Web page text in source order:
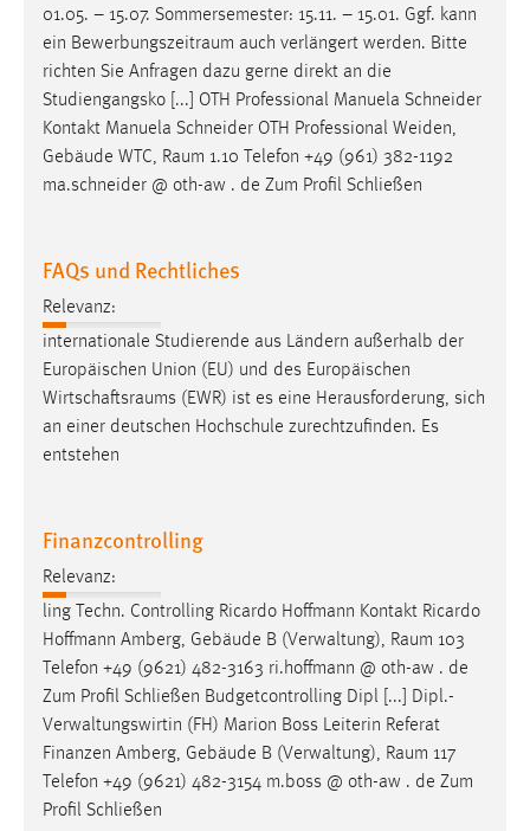
01.05. – 15.07. Sommersemester: 15.11. – 15.01. Ggf. kann
ein Bewerbungszeitraum auch verlängert werden. Bitte
richten Sie Anfragen dazu gerne direkt an die
Studiengangsko [...] OTH Professional Manuela Schneider
Kontakt Manuela Schneider OTH Professional Weiden,
Gebäude WTC, Raum 1.10 Telefon +49 (961) 382-1192
ma.schneider @ oth-aw . de Zum Profil Schließen
FAQs und Rechtliches
Relevanz:
internationale Studierende aus Ländern außerhalb der
Europäischen Union (EU) und des Europäischen
Wirtschaftsraums (EWR) ist es eine Herausforderung, sich
an einer deutschen Hochschule zurechtzufinden. Es
entstehen
Finanzcontrolling
Relevanz:
ling Techn. Controlling Ricardo Hoffmann Kontakt Ricardo
Hoffmann Amberg, Gebäude B (Verwaltung), Raum 103
Telefon +49 (9621) 482-3163 ri.hoffmann @ oth-aw . de
Zum Profil Schließen Budgetcontrolling Dipl [...] Dipl.-
Verwaltungswirtin (FH) Marion Boss Leiterin Referat
Finanzen Amberg, Gebäude B (Verwaltung), Raum 117
Telefon +49 (9621) 482-3154 m.boss @ oth-aw . de Zum
Profil Schließen